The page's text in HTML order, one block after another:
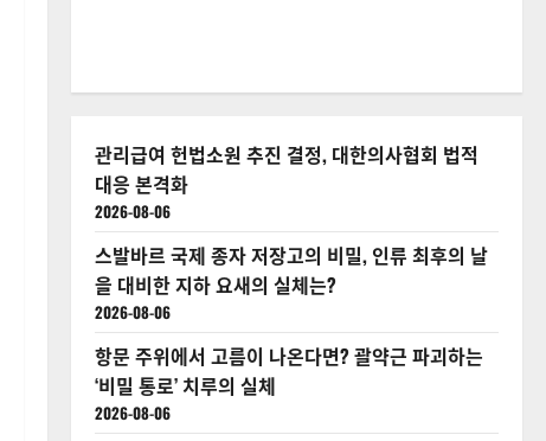
관리급여 헌법소원 추진 결정, 대한의사협회 법적
대응 본격화
2026-08-06
스발바르 국제 종자 저장고의 비밀, 인류 최후의 날
을 대비한 지하 요새의 실체는?
2026-08-06
항문 주위에서 고름이 나온다면? 괄약근 파괴하는
‘비밀 통로’ 치루의 실체
2026-08-06